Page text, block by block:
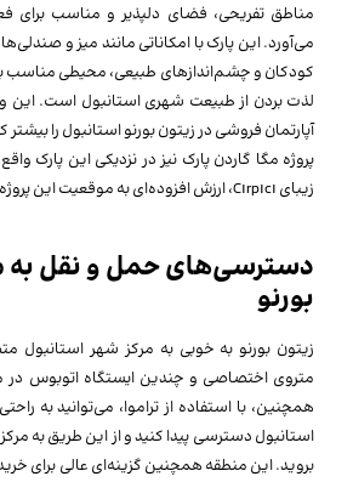
مناطق تفریحی، فضای دلپذیر و مناسب برای
می‌آورد. این پارک با امکاناتی مانند میز و
کودکان و چشم‌اندازهای طبیعی، محیطی مناسب
لذت بردن از طبیعت شهری استانبول است. این
آپارتمان فروشی در زیتون بورنو استانبول را
پروژه مگا گاردن پارک نیز در نزدیکی این پارک
زیبای Cırpıcı، ارزش افزوده‌ای به موقعیت این پروژه می‌دهد.
دسترسی‌های حمل و نقل به
بورنو
زیتون بورنو به خوبی به مرکز شهر استانبول
متروی اختصاصی و چندین ایستگاه اتوبوس
همچنین، با استفاده از تراموا، می‌توانید به
استانبول دسترسی پیدا کنید و از این طریق به
بروید. این منطقه همچنین گزینه‌ای عالی برای